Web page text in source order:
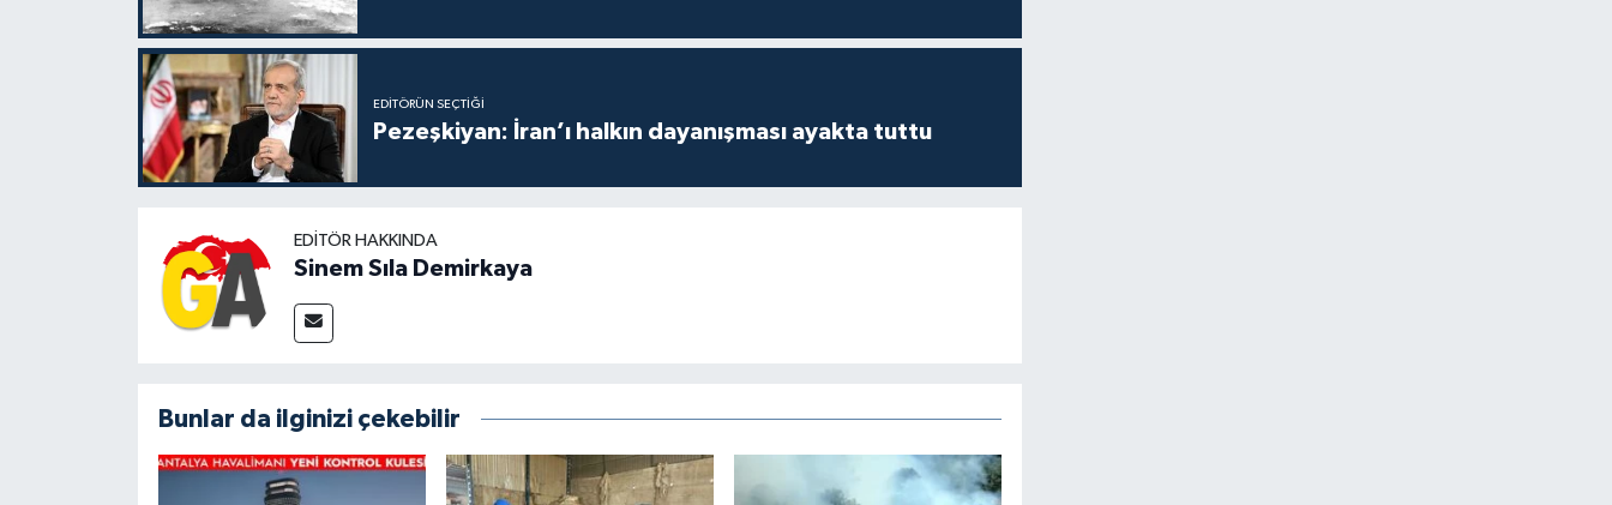
EDITÖRÜN SEÇTIĞI
Pezeşkiyan: İran’ı halkın dayanışması ayakta tuttu
EDITÖR HAKKINDA
Sinem Sıla Demirkaya
Bunlar da ilginizi çekebilir